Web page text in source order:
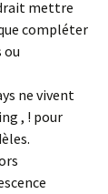
mettre
compléter
ou
ne vivent
, ! pour